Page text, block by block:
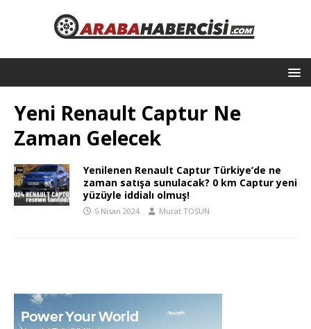
Yeni Renault Captur Ne
Zaman Gelecek
Yenilenen Renault Captur Türkiye’de ne
zaman satışa sunulacak? 0 km Captur yeni
yüzüyle iddialı olmuş!
5 Nisan 2024 Murat TOSUN